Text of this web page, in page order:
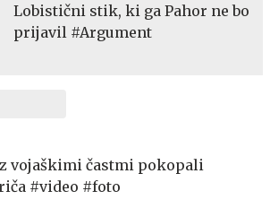
Lobistični stik, ki ga Pahor ne bo
prijavil #Argument
vojaškimi častmi pokopali
#video #foto